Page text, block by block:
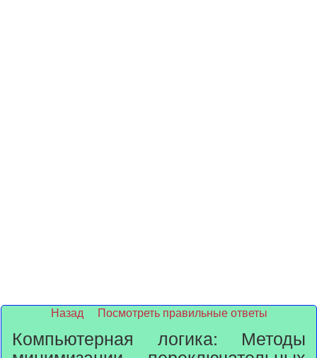
Назад Посмотреть правильные ответы
Компьютерная логика: Методы